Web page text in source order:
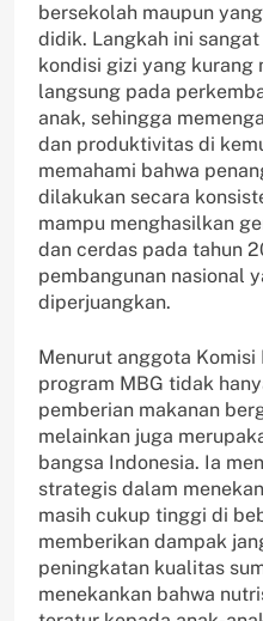
bersekolah maupun
didik. Langkah ini
kondisi gizi yang kurang
langsung pada
anak, sehingga
dan produktivitas di
memahami bahwa
dilakukan secara
mampu menghasilkan
dan cerdas pada tahun
pembangunan nasional
diperjuangkan.
Menurut anggota Komisi
program MBG tidak
pemberian makanan
melainkan juga
bangsa Indonesia. Ia
strategis dalam
masih cukup tinggi di
memberikan dampak
peningkatan kualitas
menekankan bahwa